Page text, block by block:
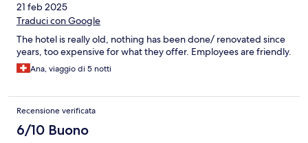
21 feb 2025
Traduci con Google
The hotel is really old, nothing has been done/ renovated since
years, too expensive for what they offer. Employees are friendly.
Ana, viaggio di 5 notti
Recensione verificata
6/10 Buono